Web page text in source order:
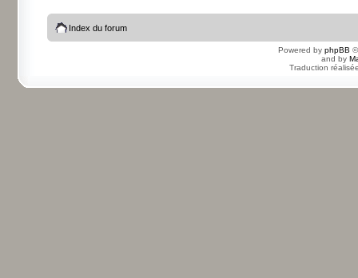
Index du forum
Powered by phpBB
and by
Traduction